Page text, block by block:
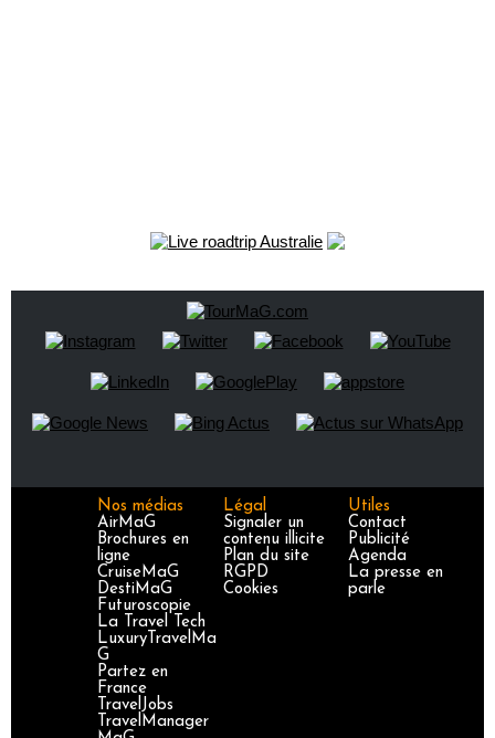
Nos médias
AirMaG
Brochures en
ligne
CruiseMaG
DestiMaG
Futuroscopie
La Travel Tech
LuxuryTravelMa
G
Partez en
France
TravelJobs
TravelManager
Légal
Signaler un
contenu illicite
Plan du site
RGPD
Cookies
Utiles
Contact
Publicité
Agenda
La presse en
parle